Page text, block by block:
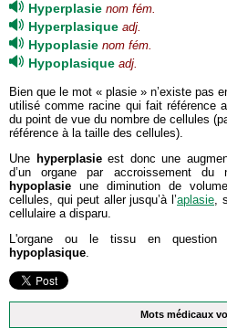
Mots médicaux
Hyperplasie nom fém.
Hyperplasique adj.
Hypoplasie nom fém.
Hypoplasique adj.
Bien que le mot « plasie » n’existe pas
utilisé comme racine qui fait référence
du point de vue du nombre de cellules
référence à la taille des cellules).
Une hyperplasieest donc une
d’un organe par accroissement
hypoplasie une diminution de
cellules, qui peut aller jusqu’à l’aplasie,
cellulaire a disparu.
L'organe ou le tissu en
hypoplasique.